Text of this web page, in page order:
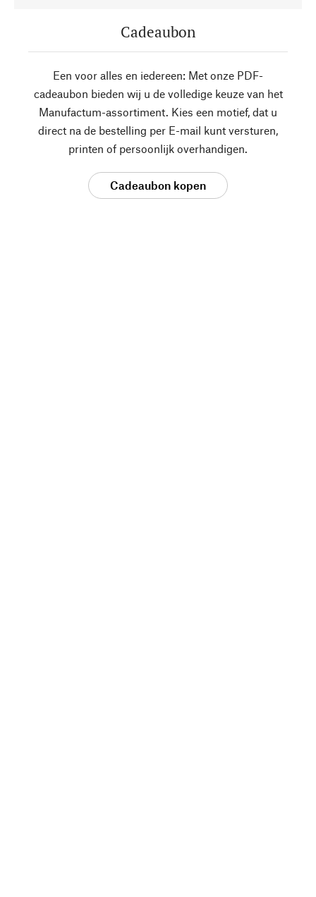
Cadeaubon
Een voor alles en iedereen: Met onze PDF-
cadeaubon bieden wij u de volledige keuze van het
Manufactum-assortiment. Kies een motief, dat u
direct na de bestelling per E-mail kunt versturen,
printen of persoonlijk overhandigen.
Cadeaubon kopen